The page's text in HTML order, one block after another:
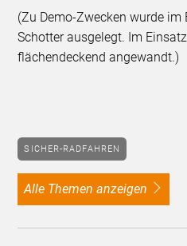
(Zu Demo-Zwecken wurde
Schotter ausgelegt. Im
flächendeckend angewandt.)
SICHER-RADFAHREN
alle Themen anzeigen